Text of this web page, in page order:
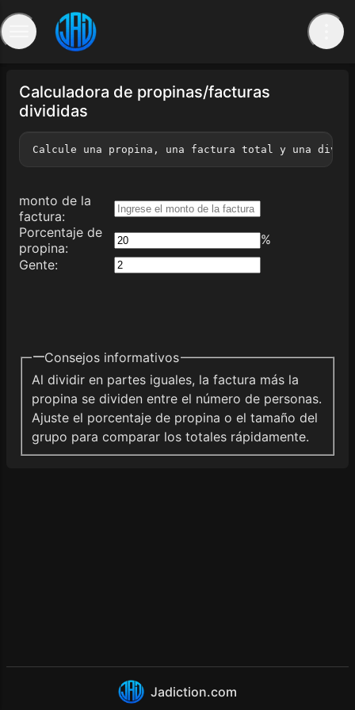
Calculadora de propinas/facturas
divididas
Calcule una propina, una factura total y una
monto de la
factura:
Porcentaje de
propina:
%
Gente:
Consejos informativos
Al dividir en partes iguales, la factura más la
propina se dividen entre el número de personas.
Ajuste el porcentaje de propina o el tamaño del
grupo para comparar los totales rápidamente.
Jadiction.com